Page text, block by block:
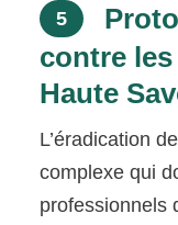
5
contre
Haute
L’éradication
complexe qui
professionnels